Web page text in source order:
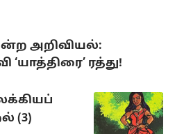
அறிவியல்:
ரத்து!
(3)